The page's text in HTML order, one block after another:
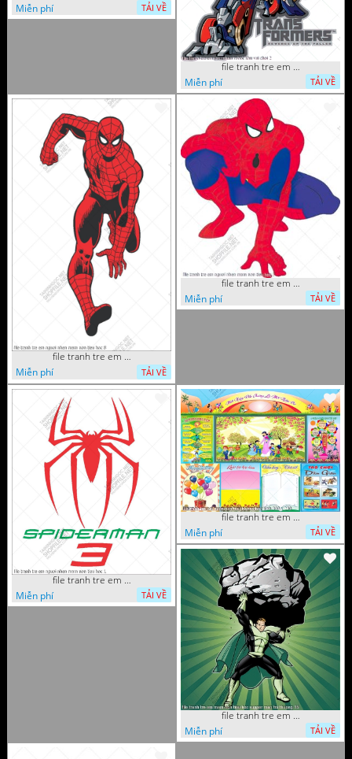
Miễn phí
TẢI VỀ
file tranh tre em sieu nhan robot khu vui choi 2
Miễn phí
TẢI VỀ
file tranh tre em nguoi nhen mam non tieu hoc 8
Miễn phí
TẢI VỀ
file tranh tre em nguoi nhen mam non tieu hoc 5
Miễn phí
TẢI VỀ
file tranh tre em nguoi nhen mam non tieu hoc 1
Miễn phí
TẢI VỀ
file tranh tre em mam non tieu hoc va hoc sinh 300 x 230
Miễn phí
TẢI VỀ
file tranh tre em mam non tieu hoc supper man toi thuong 35
Miễn phí
TẢI VỀ